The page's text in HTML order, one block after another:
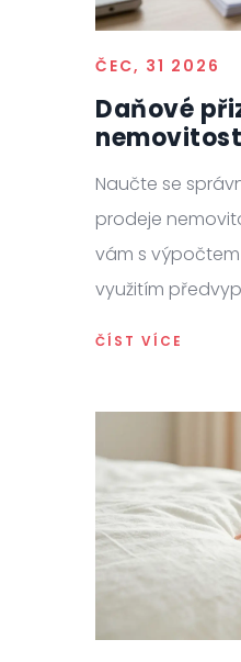
ČEC, 31 2026
Daňové
Naučte se
prodeje
vám s
využitím
ČÍST VÍCE